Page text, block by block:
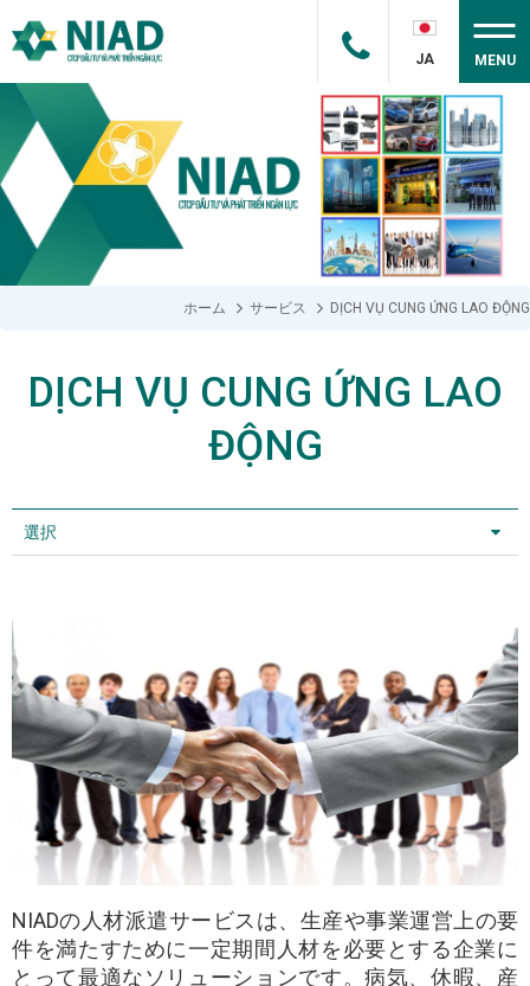
JA MENU
ホーム サービス DỊCH VỤ CUNG ỨNG LAO ĐỘNG
DỊCH VỤ CUNG ỨNG LAO
ĐỘNG
選択
NIADの人材派遣サービスは、生産や事業運営上の要
件を満たすために一定期間人材を必要とする企業に
とって最適なソリューションです。病気、休暇、産